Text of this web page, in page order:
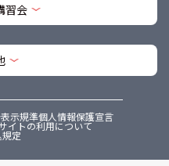
習会
示規準個人情報保護宣言
イトの利用について
規定